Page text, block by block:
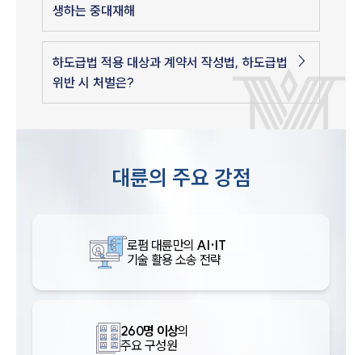
생하는 중대재해
하도급법 적용 대상과 계약서 작성법, 하도급법
위반 시 처벌은?
대륜의 주요 강점
로펌 대륜만의 AI·IT
기술 활용 소송 전략
260명 이상의
주요 구성원